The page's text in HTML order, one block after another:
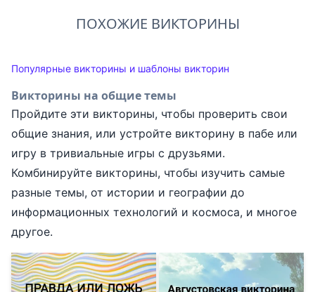
ПОХОЖИЕ ВИКТОРИНЫ
Популярные викторины и шаблоны викторин
Викторины на общие темы
Пройдите эти викторины, чтобы проверить свои
общие знания, или устройте викторину в пабе или
игру в тривиальные игры с друзьями.
Комбинируйте викторины, чтобы изучить самые
разные темы, от истории и географии до
информационных технологий и космоса, и многое
другое.